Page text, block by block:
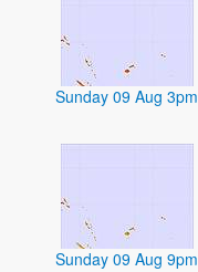
Sunday 09 Aug 3pm
Sunday 09 Aug 9pm